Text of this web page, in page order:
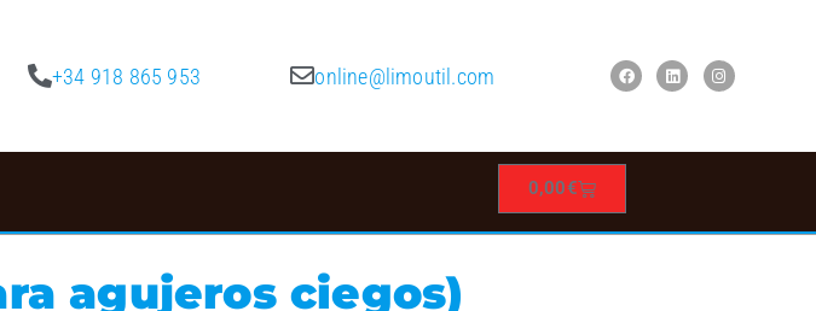
+34 918 865 953 online@limoutil.com
0,00€
agujeros ciegos)